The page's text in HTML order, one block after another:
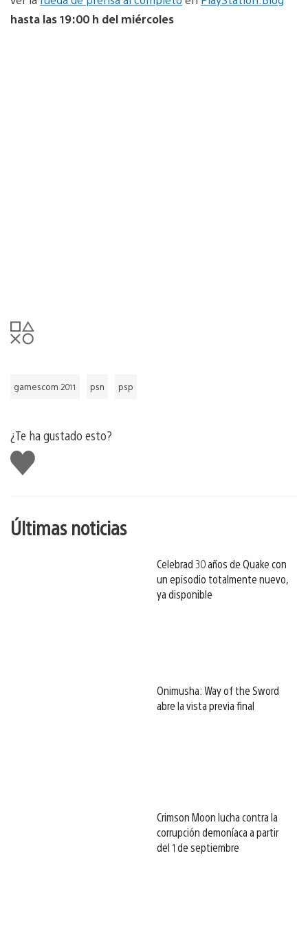
hasta las 19:00 h del miércoles
gamescom 2011 psn psp
¿Te ha gustado esto?
Me
gusta
Últimas noticias
Celebrad 30 años de Quake con
un episodio totalmente nuevo,
ya disponible
Onimusha: Way of the Sword
abre la vista previa final
Crimson Moon lucha contra la
corrupción demoníaca a partir
del 1 de septiembre